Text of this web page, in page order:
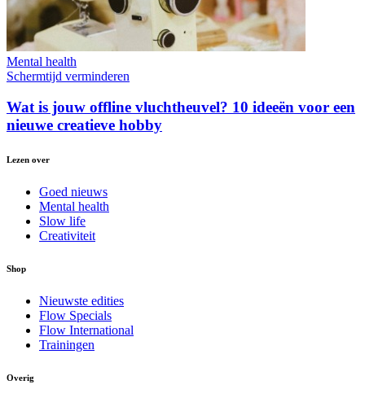
Mental health
Schermtijd verminderen
Wat is jouw offline vluchtheuvel? 10 ideeën voor een
nieuwe creatieve hobby
Lezen over
Goed nieuws
Mental health
Slow life
Creativiteit
Shop
Nieuwste edities
Flow Specials
Flow International
Trainingen
Overig